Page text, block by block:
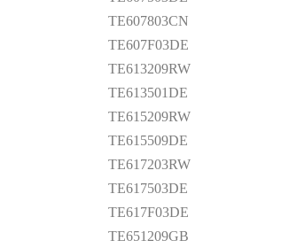
TE607803CN
TE607F03DE
TE613209RW
TE613501DE
TE615209RW
TE615509DE
TE617203RW
TE617503DE
TE617F03DE
TE651209GB